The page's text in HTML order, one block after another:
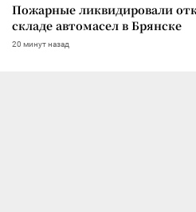
Пожарные ликвидировали
складе автомасел в Брянске
20 минут назад